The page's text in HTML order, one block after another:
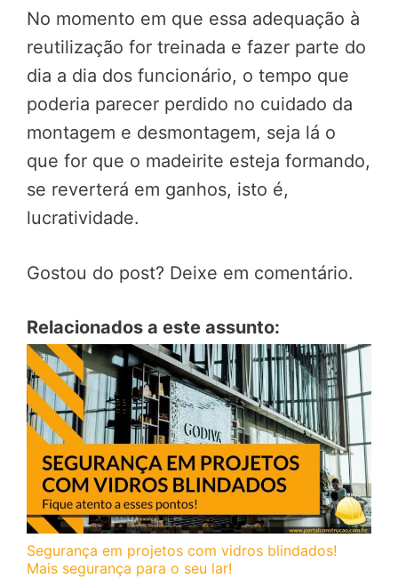
No momento em que essa adequação à
reutilização for treinada e fazer parte do
dia a dia dos funcionário, o tempo que
poderia parecer perdido no cuidado da
montagem e desmontagem, seja lá o
que for que o madeirite esteja formando,
se reverterá em ganhos, isto é,
lucratividade.
Gostou do post? Deixe em comentário.
Relacionados a este assunto:
Segurança em projetos com vidros blindados!
Mais segurança para o seu lar!